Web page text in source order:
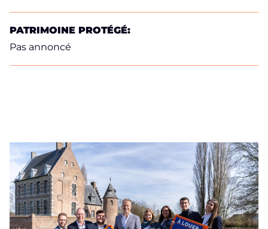
PATRIMOINE PROTÉGÉ:
Pas annoncé